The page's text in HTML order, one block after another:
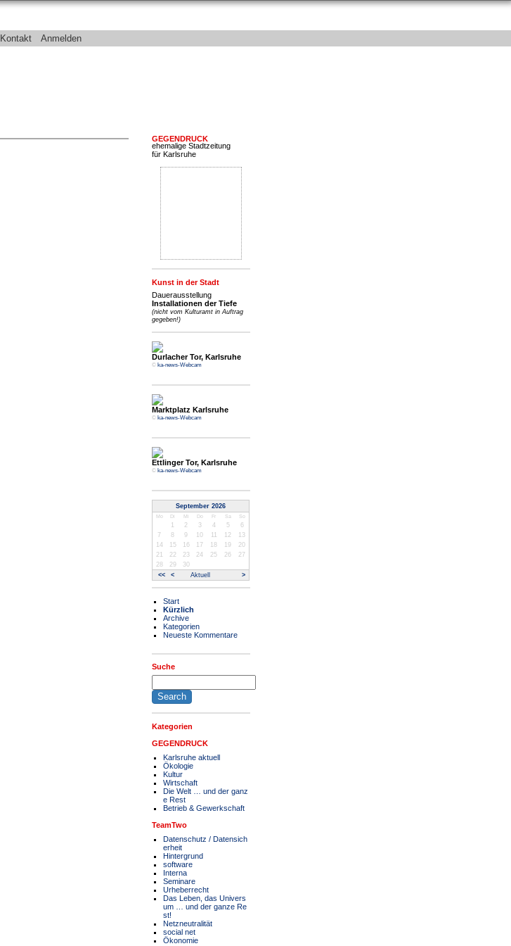
Kontakt Anmelden
GEGENDRUCK
ehemalige Stadtzeitung
für Karlsruhe
Kunst in der Stadt
Dauerausstellung
Installationen der Tiefe
(nicht vom Kulturamt in Auftrag
gegeben!)
Durlacher Tor, Karlsruhe
©ka-news-Webcam
Marktplatz Karlsruhe
©ka-news-Webcam
Ettlinger Tor, Karlsruhe
©ka-news-Webcam
September 2026
Mo Di Mi Do Fr Sa So
1 2 3 4 5
6
7
8 9 10 11 12
13
14
15 16 17 18 19
20
21
22 23 24 25 26
27
28
29
30
<<
< Aktuell >
Start
Kürzlich
Archive
Kategorien
Neueste Kommentare
Suche
Kategorien
GEGENDRUCK
Karlsruhe aktuell
Ökologie
Kultur
Wirtschaft
Die Welt … und der ganz
e Rest
Betrieb & Gewerkschaft
TeamTwo
Datenschutz / Datensich
erheit
Hintergrund
software
Interna
Seminare
Urheberrecht
Das Leben, das Univers
um … und der ganze Re
st!
Netzneutralität
social net
Ökonomie